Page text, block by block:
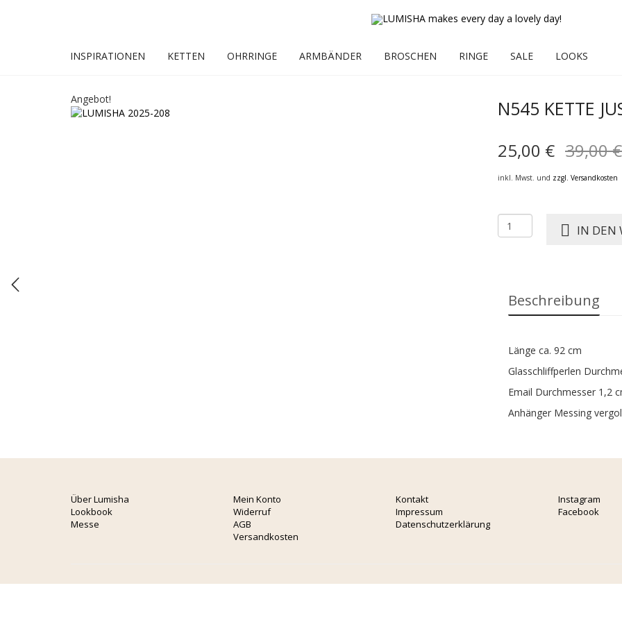
INSPIRATIONEN
KETTEN OHRRINGE ARMBÄNDER BROSCHEN RINGE SALE LOOKS
Angebot! N545 KETTE
39,00€
25,00 €
inkl. Mwst. und zzgl. Versandkosten
N545
KETTE
IN DEN
Beschreibung
Länge ca. 92 cm
Glasschliffperlen
Email Durchmesser 1,2
Anhänger Messing
Über Lumisha
Lookbook
Messe
Mein Konto
Widerruf
AGB
Versandkosten
Kontakt
Impressum
Datenschutzerklärung
Instagram
Facebook